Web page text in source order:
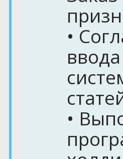
•
•